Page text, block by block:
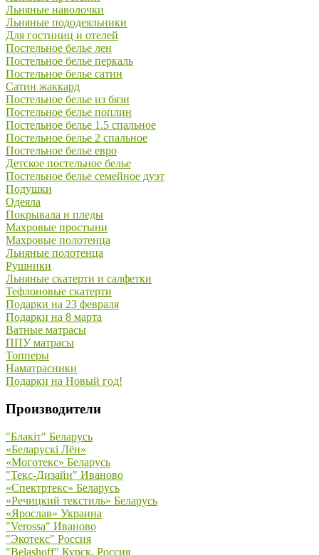
Льняные наволочки
Льняные пододеяльники
Для гостиниц и отелей
Постельное белье лен
Постельное белье перкаль
Постельное белье сатин
Сатин жаккард
Постельное белье из бязи
Постельное белье поплин
Постельное белье 1.5 спальное
Постельное белье 2 спальное
Постельное белье евро
Детское постельное белье
Постельное белье семейное дуэт
Подушки
Одеяла
Покрывала и пледы
Махровые простыни
Махровые полотенца
Льняные полотенца
Рушники
Льняные скатерти и салфетки
Тефлоновые скатерти
Подарки на 23 февраля
Подарки на 8 марта
Ватные матрасы
ППУ матрасы
Топперы
Наматрасники
Подарки на Новый год!
Производители
"Блакiт" Беларусь
«Беларускi Лён»
«Моготекс» Беларусь
"Текс-Дизайн" Иваново
«Спектртекс» Беларусь
«Речицкий текстиль» Беларусь
«Ярослав» Украина
"Verossa" Иваново
"Экотекс" Россия
"Belashoff" Курск, Россия